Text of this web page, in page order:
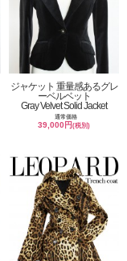
ジャケット 重量感あるグレ
ーベルベット
Gray Velvet Solid Jacket
通常価格
39,000円(税別)